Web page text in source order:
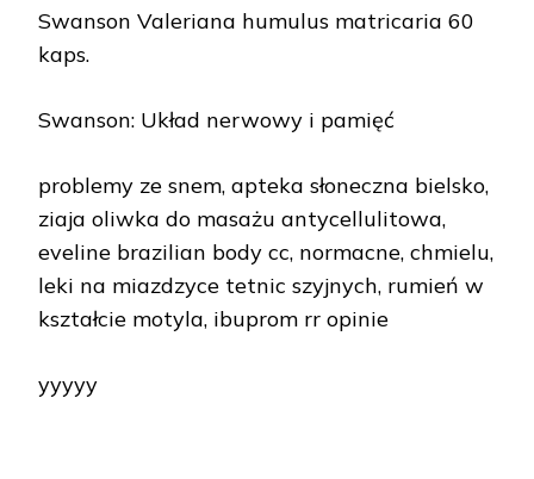
Swanson Valeriana humulus matricaria 60
kaps.
Swanson: Układ nerwowy i pamięć
problemy ze snem, apteka słoneczna bielsko,
ziaja oliwka do masażu antycellulitowa,
eveline brazilian body cc, normacne, chmielu,
leki na miazdzyce tetnic szyjnych, rumień w
kształcie motyla, ibuprom rr opinie
yyyyy